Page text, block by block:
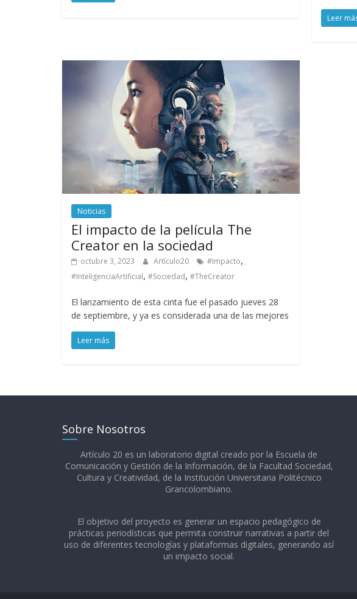
Leer
Noticias
El impacto de la película The
Creator en la sociedad
octubre 3, 2023 Artículo20 #Impacto,
#InteligenciaArtificial, #Sociedad, #TheCreator
El lanzamiento de esta cinta fue el pasado jueves 28
de septiembre, y ya es considerada una de las mejores
Leer más
Sobre Nosotros
Artículo 20 es un laboratorio digital creado por la Escuela de
Comunicación y Gestión de la Información, de la Facultad Sociedad,
Cultura y Creatividad, de la Institución Universitaria Politécnico
Grancolombiano.​
El objetivo del proyecto es generar un espacio pedagógico de
prácticas periodísticas que permita construir narrativas a partir del
uso de diferentes tecnologías y plataformas digitales, generando así
un impacto social.